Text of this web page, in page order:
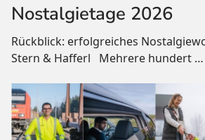
Nostalgietage 2026
Rückblick: erfolgreiches
Stern & Hafferl Mehrere hundert …